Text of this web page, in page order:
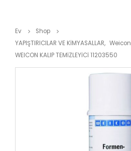
Ev
Shop
YAPIŞTIRICILAR VE KİMYASALLAR, Weicon
WEICON KALIP TEMİZLEYİCİ 11203550